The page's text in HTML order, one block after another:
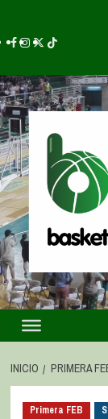
INICIO PRIMERA
Primera FEB